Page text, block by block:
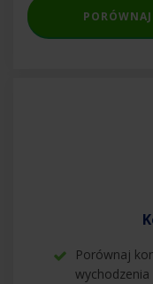
Porównaj
wychodzenia